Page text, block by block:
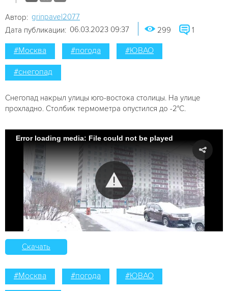
Автор: grinpavel2077
Дата публикации: 06.03.2023 09:37 299 1
#Москва #погода #ЮВАО
#снегопад
Снегопад накрыл улицы юго-востока столицы. На улице
прохладно. Столбик термометра опустился до -2°С.
Error loading media: File could not be played
Скачать
#Москва #погода #ЮВАО